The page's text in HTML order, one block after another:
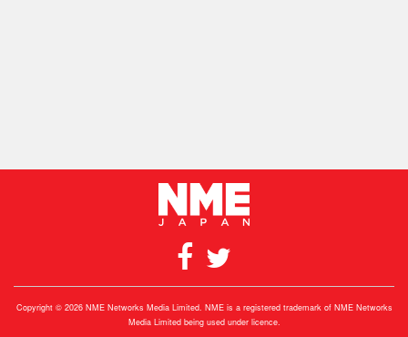
Copyright © 2026 NME Networks Media Limited. NME is a registered trademark of NME Networks
Media Limited being used under licence.